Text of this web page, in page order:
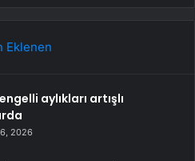
Eklenen
aylıkları artışlı
2026